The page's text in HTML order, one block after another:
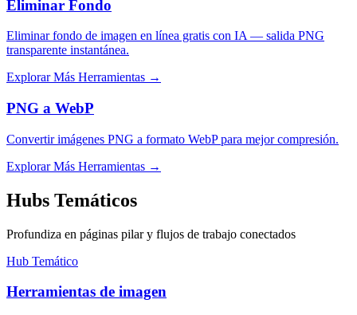
Eliminar Fondo
Eliminar fondo de imagen en línea gratis con IA — salida PNG
transparente instantánea.
Explorar Más Herramientas →
PNG a WebP
Convertir imágenes PNG a formato WebP para mejor compresión.
Explorar Más Herramientas →
Hubs Temáticos
Profundiza en páginas pilar y flujos de trabajo conectados
Hub Temático
Herramientas de imagen